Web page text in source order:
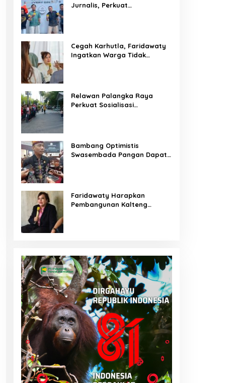
Jurnalis, Perkuat
Cegah Karhutla, Faridawaty
Ingatkan Warga Tidak
Relawan Palangka Raya
Perkuat Sosialisasi
Bambang Optimistis
Swasembada Pangan Dapat
Faridawaty Harapkan
Pembangunan Kalteng